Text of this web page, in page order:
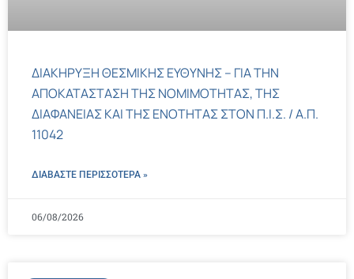
ΔΙΑΚΗΡΥΞΗ ΘΕΣΜΙΚΗΣ ΕΥΘΥΝΗΣ – ΓΙΑ ΤΗΝ
ΑΠΟΚΑΤΑΣΤΑΣΗ ΤΗΣ ΝΟΜΙΜΟΤΗΤΑΣ, ΤΗΣ
ΔΙΑΦΑΝΕΙΑΣ ΚΑΙ ΤΗΣ ΕΝΟΤΗΤΑΣ ΣΤΟΝ Π.Ι.Σ. / Α.Π.
11042
ΔΙΑΒΑΣΤΕ ΠΕΡΙΣΣΌΤΕΡΑ »
06/08/2026